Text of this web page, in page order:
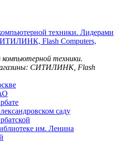
техники. Лидерами
Flash Computers,
саду
им. Ленина